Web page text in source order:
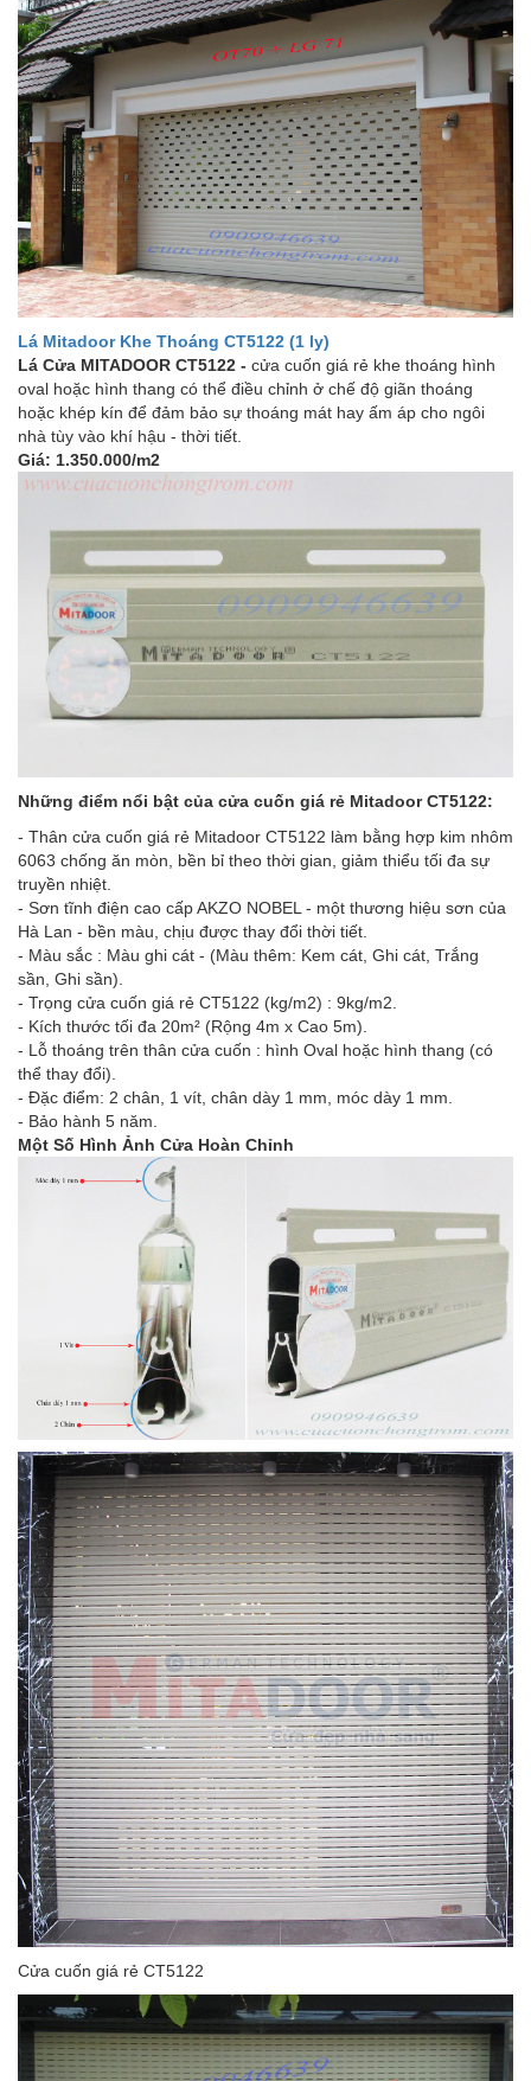
Lá Mitadoor Khe Thoáng CT5122 (1 ly)
Lá Cửa MITADOOR CT5122 - cửa cuốn giá rẻ khe thoáng hình
oval hoặc hình thang có thể điều chỉnh ở chế độ giãn thoáng
hoặc khép kín để đảm bảo sự thoáng mát hay ấm áp cho ngôi
nhà tùy vào khí hậu - thời tiết.
Giá: 1.350.000/m2
Những điểm nổi bật của cửa cuốn giá rẻ Mitadoor CT5122:
- Thân cửa cuốn giá rẻ Mitadoor CT5122 làm bằng hợp kim nhôm
6063 chống ăn mòn, bền bỉ theo thời gian, giảm thiểu tối đa sự
truyền nhiệt.
- Sơn tĩnh điện cao cấp AKZO NOBEL - một thương hiệu sơn của
Hà Lan - bền màu, chịu được thay đổi thời tiết.
- Màu sắc : Màu ghi cát - (Màu thêm: Kem cát, Ghi cát, Trắng
sần, Ghi sần).
- Trọng cửa cuốn giá rẻ CT5122 (kg/m2) : 9kg/m2.
- Kích thước tối đa 20m² (Rộng 4m x Cao 5m).
- Lỗ thoáng trên thân cửa cuốn : hình Oval hoặc hình thang (có
thể thay đổi).
- Đặc điểm: 2 chân, 1 vít, chân dày 1 mm, móc dày 1 mm.
- Bảo hành 5 năm.
Một Số Hình Ảnh Cửa Hoàn Chỉnh
Cửa cuốn giá rẻ CT5122